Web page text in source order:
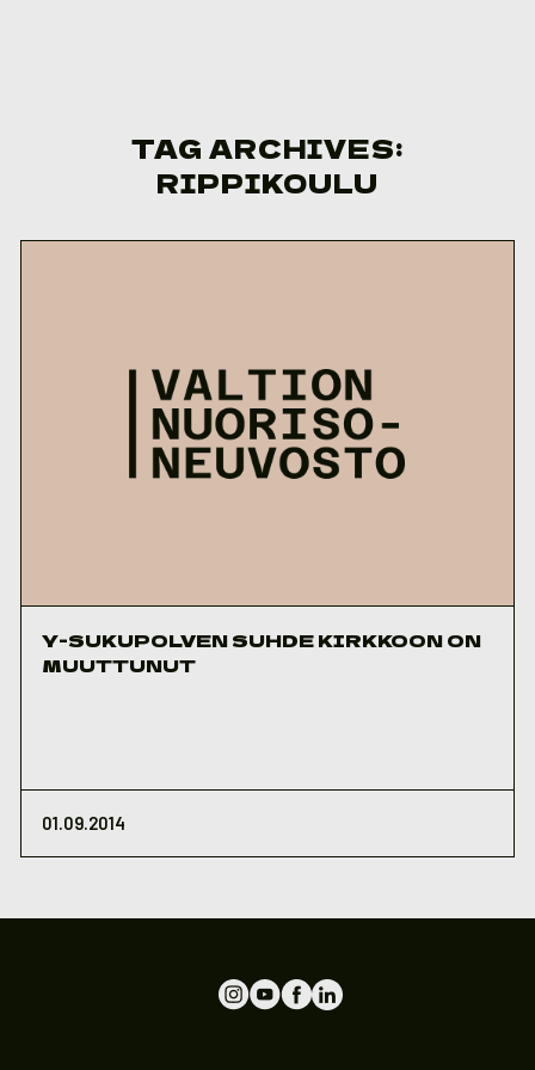
TAG ARCHIVES:
RIPPIKOULU
Y-SUKUPOLVEN SUHDE KIRKKOON ON
MUUTTUNUT
01.09.2014